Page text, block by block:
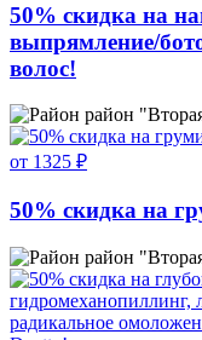
50% скидка на
выпрямление/
волос!
район
от 1325 ₽
50% скидка на
район